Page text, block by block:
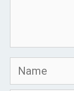
Name